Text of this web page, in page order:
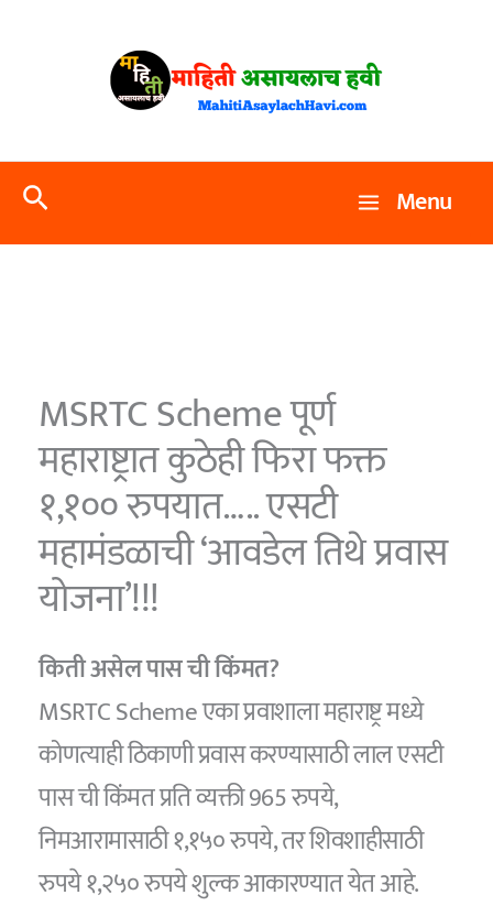
Search Menu
MSRTC Scheme पूर्ण
महाराष्ट्रात कुठेही फिरा फक्त
१,१०० रुपयात….. एसटी
महामंडळाची ‘आवडेल तिथे प्रवास
योजना’!!!
किती असेल पास ची किंमत?
MSRTC Scheme एका प्रवाशाला महाराष्ट्र मध्ये
कोणत्याही ठिकाणी प्रवास करण्यासाठी लाल एसटी
पास ची किंमत प्रति व्यक्ती 965 रुपये,
निमआरामासाठी १,१५० रुपये, तर शिवशाहीसाठी
रुपये १,२५० रुपये शुल्क आकारण्यात येत आहे.